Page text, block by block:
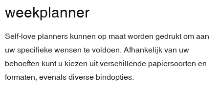
weekplanner
Self-love planners kunnen op maat worden gedrukt om aan
uw specifieke wensen te voldoen. Afhankelijk van uw
behoeften kunt u kiezen uit verschillende papiersoorten en
formaten, evenals diverse bindopties.